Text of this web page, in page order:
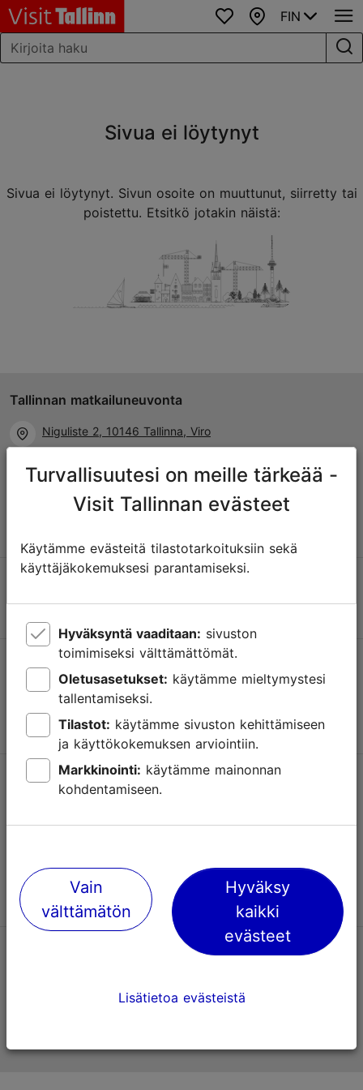
SuosikitKartta
FIN
Sivua ei löytynyt
Sivua ei löytynyt. Sivun osoite on muuttunut, siirretty tai
poistettu. Etsitkö jotakin näistä:
Tallinnan matkailuneuvonta
Niguliste 2, 10146 Tallinna, Viro
+372 645 7777
info@visittallinn.ee
Tallinnassa tapahtuu
Saa tietoa tulevista tapahtumista, uusista nähtävyyksistä,
erikoistarjouksista ja paljosta muusta.
Tuki
Ota yhteyttä
Viron virallinen matkailusivusto
Turvallisuutesi on meille tärkeää -
Visit Tallinnan evästeet
Käytämme evästeitä tilastotarkoituksiin sekä
käyttäjäkokemuksesi parantamiseksi.
Hyväksyntä vaaditaan:
toimimiseksi välttämättömät.
Oletusasetukset:
tallentamiseksi.
Tilastot:
ja käyttökokemuksen arviointiin.
Markkinointi:
kohdentamiseen.
Vain
välttämätön
Hyväksy
kaikki
evästeet
Lisätietoa evästeistä